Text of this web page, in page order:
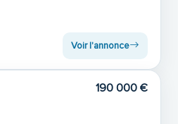
Voir l'annonce
190 000 €